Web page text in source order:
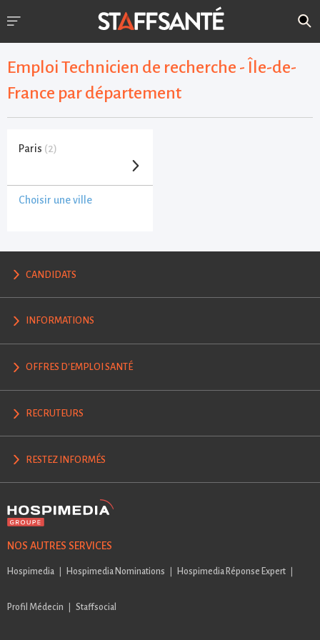
Emploi Technicien de recherche - Île-de-
France par département
Paris (2)
Choisir une ville
CANDIDATS
INFORMATIONS
OFFRES D'EMPLOI SANTÉ
RECRUTEURS
RESTEZ INFORMÉS
NOS AUTRES SERVICES
Hospimedia Hospimedia Nominations Hospimedia Réponse Expert
Profil Médecin Staffsocial